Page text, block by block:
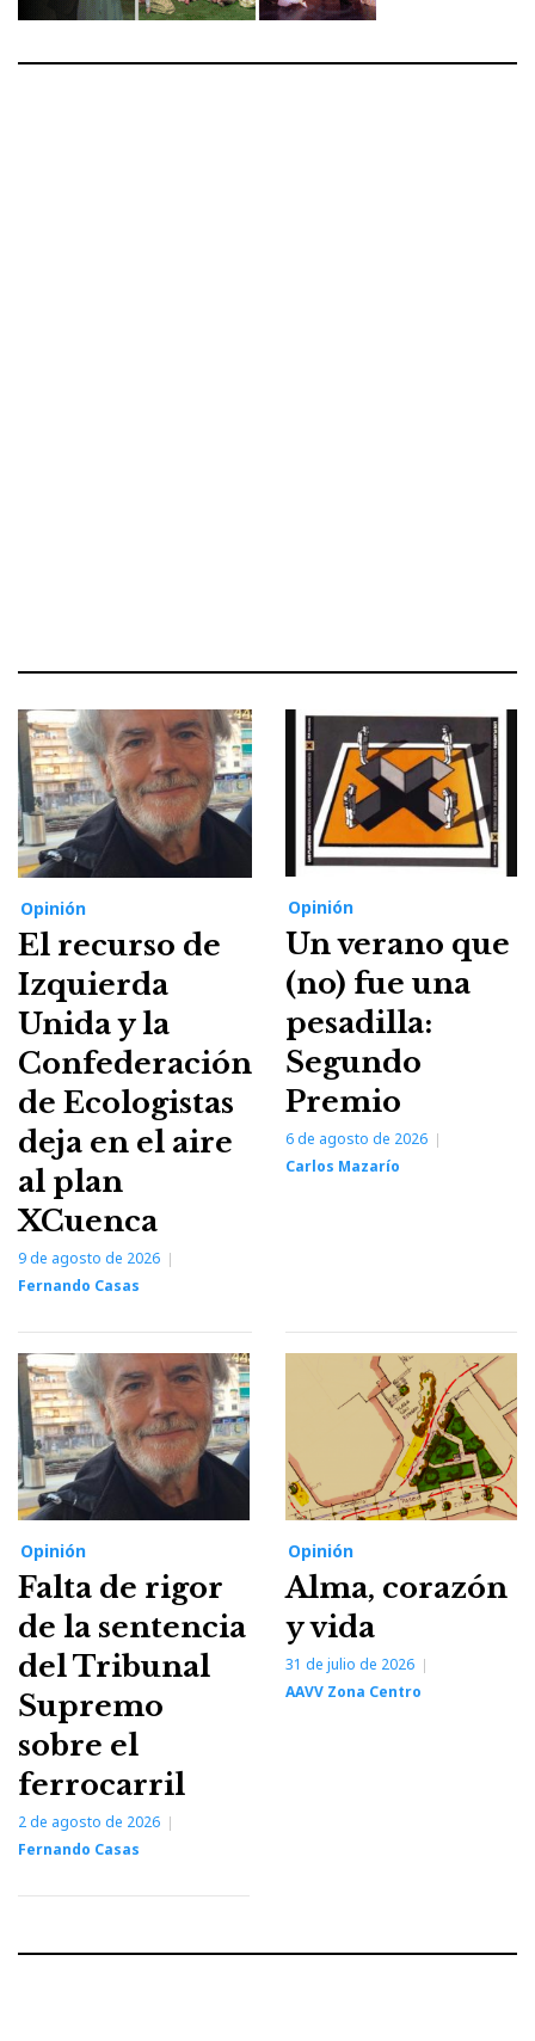
Opinión
El recurso de
Izquierda
Unida y la
Confederación
de Ecologistas
deja en el aire
al plan
XCuenca
9 de agosto de 2026
Fernando Casas
Opinión
Un verano que
(no) fue una
pesadilla:
Segundo
Premio
6 de agosto de 2026
Carlos Mazarío
Opinión
Falta de rigor
de la sentencia
del Tribunal
Supremo
sobre el
ferrocarril
2 de agosto de 2026
Fernando Casas
Opinión
Alma, corazón
y vida
31 de julio de 2026
AAVV Zona Centro